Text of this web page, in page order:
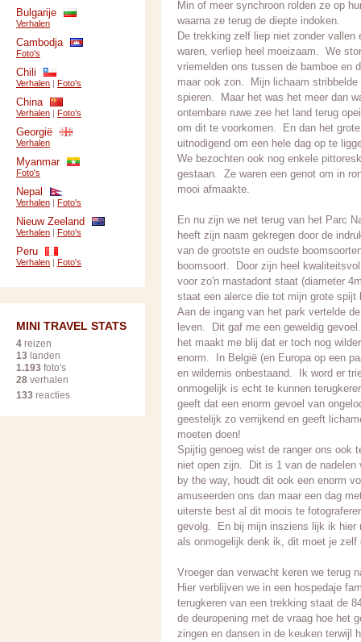
Min of meer synchroon rolden ze op
waarna ze terug de diepte indoken.
De trekking zelf liep niet zonder
waren, verliep heel moeizaam. We
vriemelden ons tussen de bamboe en
maar ook zon. Mijn lichaam
spieren. Maar het was het meer dan
ontembare ruwe zee het land terug
om dit te voorkomen. En dan het
uitnodigend om een hele dag op te
We bezochten ook nog enkele
gestaan. Ze waren een genot om in
mooi afmaakte.
En nu zijn we net terug van het Parc
heeft zijn naam gekregen door de
van de grootste en oudste
boomsoort. Door zijn heel
voor zo'n mastadont staat (diameter
staat een alerce die tot mijn grote
Aan de ingang van het park vertelde
leven. Dit gaf me een geweldig
het maakt me blij dat er toch nog
enorm. In België (en Europa op een
en wildernis onbestaand. Ik word er
onmogelijk is echt te kunnen
geeft dat een enorm gevoel van
geestelijk zo verrijkend en geeft
moeten doen!
Spijtig genoeg wist de ranger ons ook
niet open zijn. Dit is 1 van de
by the way, houdt dit ook een enorm
amuseerden ons dan maar een dag
uiterste best al dit moois te
gevolg. En bij mijn insziens lijk ik hier
als onmogelijk denk ik, dit moet je zelf
Vroeger dan verwacht keren we terug
Hier verblijven we in een hospedaje
terugkeren van een trekking staat de
de deuropening met de vraag hoe het
zingen en dansen in de keuken terwijl
Bulgarije
Verhalen
Cambodja
Foto's
Chili
Verhalen | Foto's
China
Verhalen | Foto's
Georgië
Verhalen
Myanmar
Foto's
Nepal
Verhalen | Foto's
Nieuw Zeeland
Verhalen | Foto's
Peru
Verhalen | Foto's
MINI TRAVEL STATS
4 reizen
13 landen
1.193 foto's
28 verhalen
133 reacties